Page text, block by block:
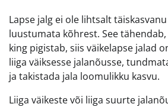
Lapse jalg ei ole lihtsalt
luustumata kõhrest. See
king pigistab, siis väikelapse jalad
liiga väiksesse jalanõusse,
ja takistada jala loomulikku kasvu.
Liiga väikeste või liiga suurte